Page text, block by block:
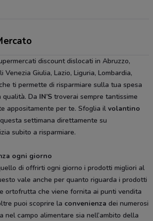
discount dislocati in Abruzzo,
Venezia Giulia, Lazio, Liguria, Lombardia,
ti permette di risparmiare sulla tua spesa
qualità. Da IN’S troverai sempre tantissime
appositamente per te. Sfoglia il volantino
settimana direttamente su
subito a risparmiare.
ogni giorno
di offrirti ogni giorno i prodotti migliori al
vale anche per quanto riguarda i prodotti
ortofrutta che viene fornita ai punti vendita
puoi scoprire la convenienza dei numerosi
nel campo alimentare sia nell’ambito della